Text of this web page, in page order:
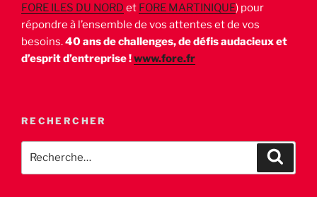
FORE ILES DU NORD et FORE MARTINIQUE) pour
répondre à l’ensemble de vos attentes et de vos
besoins.40 ans de challenges, de défis audacieux et
d’esprit d’entreprise !www.fore.fr
RECHERCHER
pour